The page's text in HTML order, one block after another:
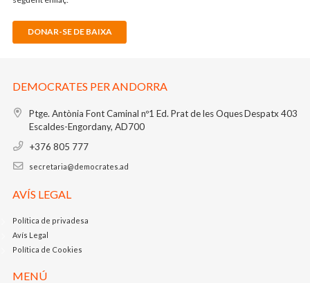
DONAR-SE DE BAIXA
DEMOCRATES PER ANDORRA
Ptge. Antònia Font Caminal nº1 Ed. Prat de les OquesDespatx 403
Escaldes-Engordany, AD700
+376 805 777
secretaria@democrates.ad
AVÍS LEGAL
Política de privadesa
Avís Legal
Política de Cookies
MENÚ